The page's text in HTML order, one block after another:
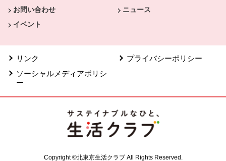
お問い合わせ
ニュース
イベント
リンク
プライバシーポリシー
ソーシャルメディアポリシ
ー
Copyright ©北東京生活クラブ All Rights Reserved.